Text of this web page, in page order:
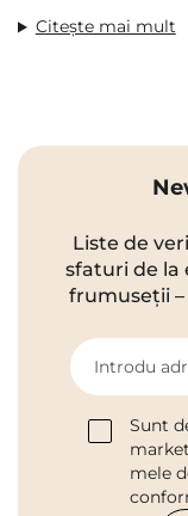
Citește mai mult
Liste de
sfaturi de la
frumuseții
Introdu
Sunt
mele